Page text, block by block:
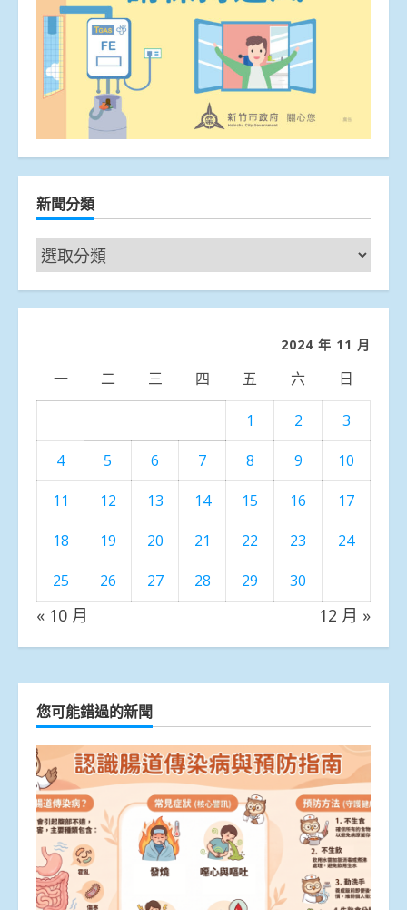
新聞分類
新
聞
分
2024 年 11 月
一 二 三 四 五 六 日
1 2
3
4
5 6 7 8 9
10
11
12 13 14 15 16
17
18
19 20 21 22 23
24
25
26 27 28 29 30
« 10 月 12 月 »
您可能錯過的新聞